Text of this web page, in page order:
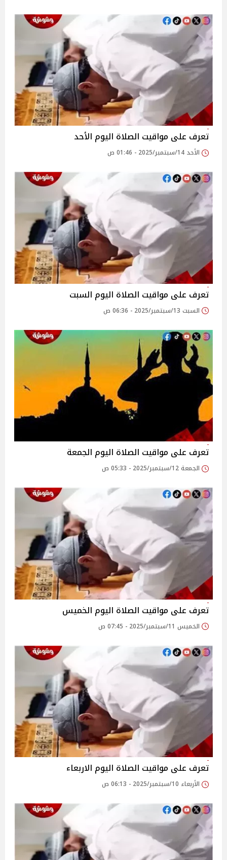
تعرف على مواقيت الصلاة اليوم الأحد
الأحد 14/سبتمبر/2025 - 01:46 ص
تعرف على مواقيت الصلاة اليوم السبت
السبت 13/سبتمبر/2025 - 06:36 ص
تعرف على مواقيت الصلاة اليوم الجمعة
الجمعة 12/سبتمبر/2025 - 05:33 ص
تعرف على مواقيت الصلاة اليوم الخميس
الخميس 11/سبتمبر/2025 - 07:45 ص
تعرف على مواقيت الصلاة اليوم الاربعاء
الأربعاء 10/سبتمبر/2025 - 06:13 ص